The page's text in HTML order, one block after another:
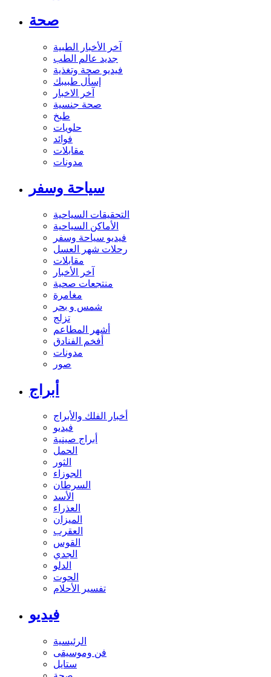
صحة
آخر الأخبار الطبية
جديد عالم الطب
فيديو صحة وتغذية
إسأل طبيبك
آخر الاخبار
صحة جنسية
طبخ
حلويات
فوائد
مقابلات
مدونات
سياحة وسفر
التحقيقات السياحية
الأماكن السياحية
فيديو سياحة وسفر
رحلات شهر العسل
مقابلات
آخر الأخبار
منتجعات صحية
مغامرة
شمس و بحر
تزلج
أشهر المطاعم
أفخم الفنادق
مدونات
صور
أبراج
أخبار الفلك والأبراج
فيديو
أبراج صينية
الحمل
الثور
الجوزاء
السرطان
الأسد
العذراء
الميزان
العقرب
القوس
الجدي
الدلو
الحوت
تفسير الأحلام
فيديو
الرئيسية
فن وموسيقى
ستايل